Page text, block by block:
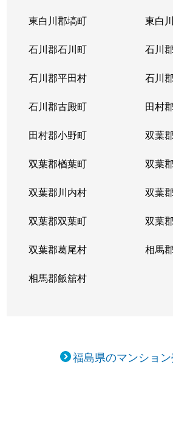
東白川郡塙町 東白
石川郡石川町 石川
石川郡平田村 石川
石川郡古殿町 田村
田村郡小野町 双葉
双葉郡楢葉町 双葉
双葉郡川内村 双葉
双葉郡双葉町 双葉
双葉郡葛尾村 相馬
相馬郡飯舘村
福島県のマンショ